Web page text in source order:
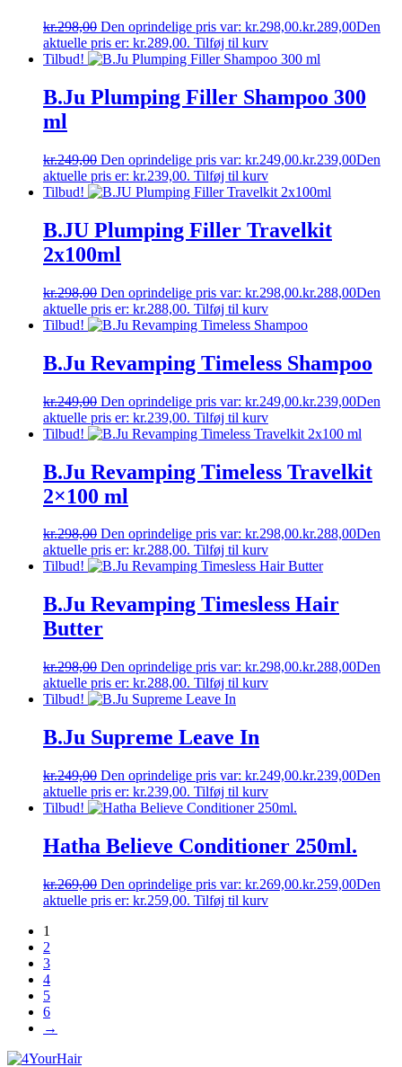
kr.298,00 Den oprindelige pris var: kr.298,00.kr.289,00Den
aktuelle pris er: kr.289,00. Tilføj til kurv
Tilbud!
B.Ju Plumping Filler Shampoo 300
ml
kr.249,00 Den oprindelige pris var: kr.249,00.kr.239,00Den
aktuelle pris er: kr.239,00. Tilføj til kurv
Tilbud!
B.JU Plumping Filler Travelkit
2x100ml
kr.298,00 Den oprindelige pris var: kr.298,00.kr.288,00Den
aktuelle pris er: kr.288,00. Tilføj til kurv
Tilbud!
B.Ju Revamping Timeless Shampoo
kr.249,00 Den oprindelige pris var: kr.249,00.kr.239,00Den
aktuelle pris er: kr.239,00. Tilføj til kurv
Tilbud!
B.Ju Revamping Timeless Travelkit
2×100 ml
kr.298,00 Den oprindelige pris var: kr.298,00.kr.288,00Den
aktuelle pris er: kr.288,00. Tilføj til kurv
Tilbud!
B.Ju Revamping Timesless Hair
Butter
kr.298,00 Den oprindelige pris var: kr.298,00.kr.288,00Den
aktuelle pris er: kr.288,00. Tilføj til kurv
Tilbud!
B.Ju Supreme Leave In
kr.249,00 Den oprindelige pris var: kr.249,00.kr.239,00Den
aktuelle pris er: kr.239,00. Tilføj til kurv
Tilbud!
Hatha Believe Conditioner 250ml.
kr.269,00 Den oprindelige pris var: kr.269,00.kr.259,00Den
aktuelle pris er: kr.259,00. Tilføj til kurv
1
2
3
4
5
6
→